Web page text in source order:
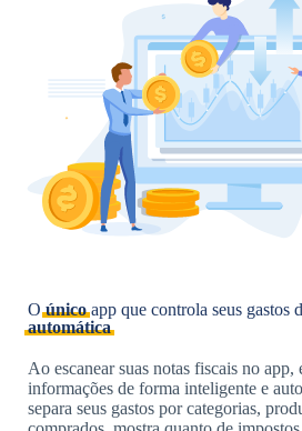
Oúnicoapp que controla seus gastos
automática
Ao escanear suas notas fiscais no app,
informações de forma inteligente e
separa seus gastos por categorias,